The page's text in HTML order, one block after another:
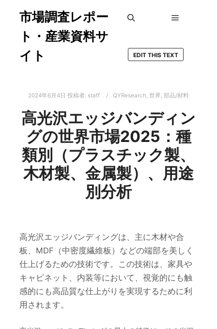
市場調査レポー
ト・産業資料サ
イト
EDIT THIS TEXT
2024年6月4日 投稿者: staff QYResearch, 世界, 部品/材料
高光沢エッジバンディン
グの世界市場2025：種
類別（プラスチック製、
木材製、金属製）、用途
別分析
高光沢エッジバンディングは、主に木材や合
板、MDF（中密度繊維板）などの端部を美しく
仕上げるための技術です。この技術は、家具や
キャビネット、内装等において、視覚的にも触
感的にも高品質な仕上がりを実現するために利
用されます。